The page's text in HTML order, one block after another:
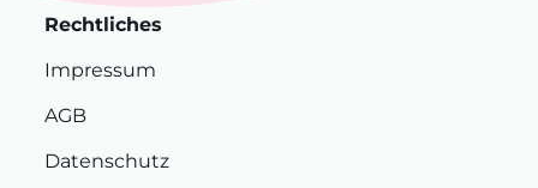
Rechtliches
Impressum
AGB
Datenschutz